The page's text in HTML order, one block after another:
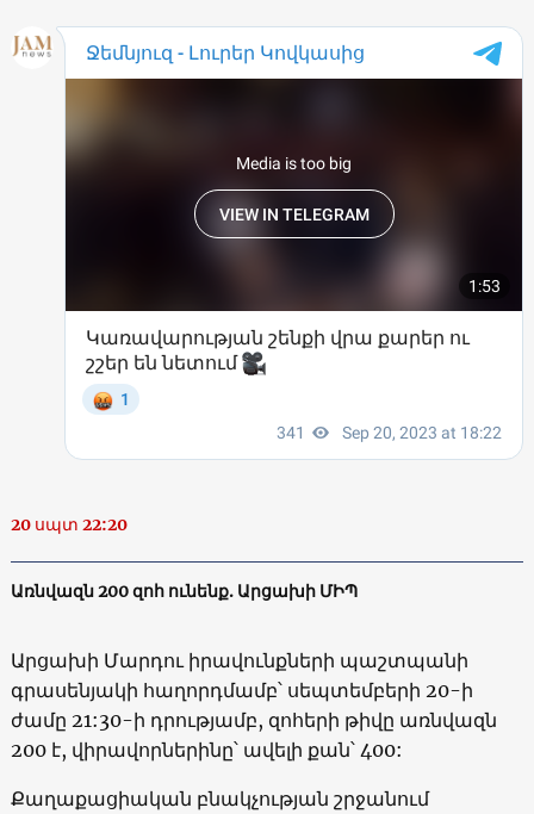
20 սպտ 22:20
Առնվազն 200 զոհ ունենք. Արցախի ՄԻՊ
Արցախի Մարդու իրավունքների պաշտպանի
գրասենյակի հաղորդմամբ՝ սեպտեմբերի 20-ի
ժամը 21:30-ի դրությամբ, զոհերի թիվը առնվազն
200 է, վիրավորներինը՝ ավելի քան՝ 400:
Քաղաքացիական բնակչության շրջանում